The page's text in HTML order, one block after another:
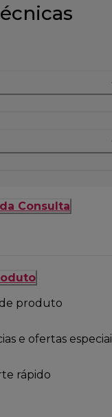
Consulta
produto
e ofertas
rápido